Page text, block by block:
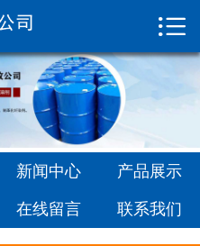
关于我们
新闻中心
产品展示
生产车间

新闻中心 产品展示
在线留言 联系我们